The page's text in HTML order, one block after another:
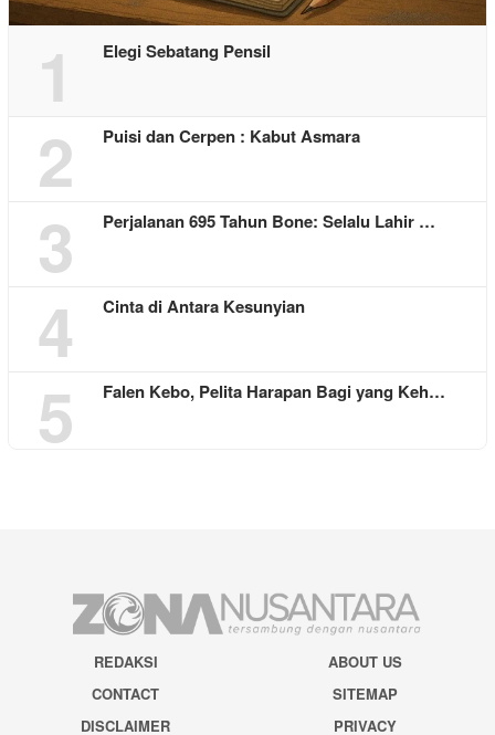
1 Elegi Sebatang Pensil
2 Puisi dan Cerpen : Kabut Asmara
3 Perjalanan 695 Tahun Bone: Selalu Lahir …
4 Cinta di Antara Kesunyian
5 Falen Kebo, Pelita Harapan Bagi yang Keh…
REDAKSI
ABOUT US
CONTACT
SITEMAP
DISCLAIMER
PRIVACY